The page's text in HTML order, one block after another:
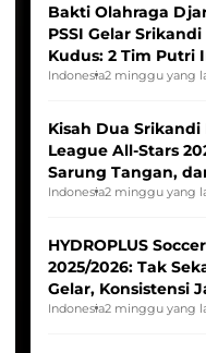
Bakti Olahraga
PSSI Gelar
Kudus: 2 Tim Putri
Tim Asia
Indonesia2 minggu yang
Kisah Dua Srikandi
League All-Stars
Sarung Tangan,
Pernah Padam
Indonesia2 minggu yang
HYDROPLUS
2025/2026: Tak
Gelar, Konsistensi
Indonesia2 minggu yang